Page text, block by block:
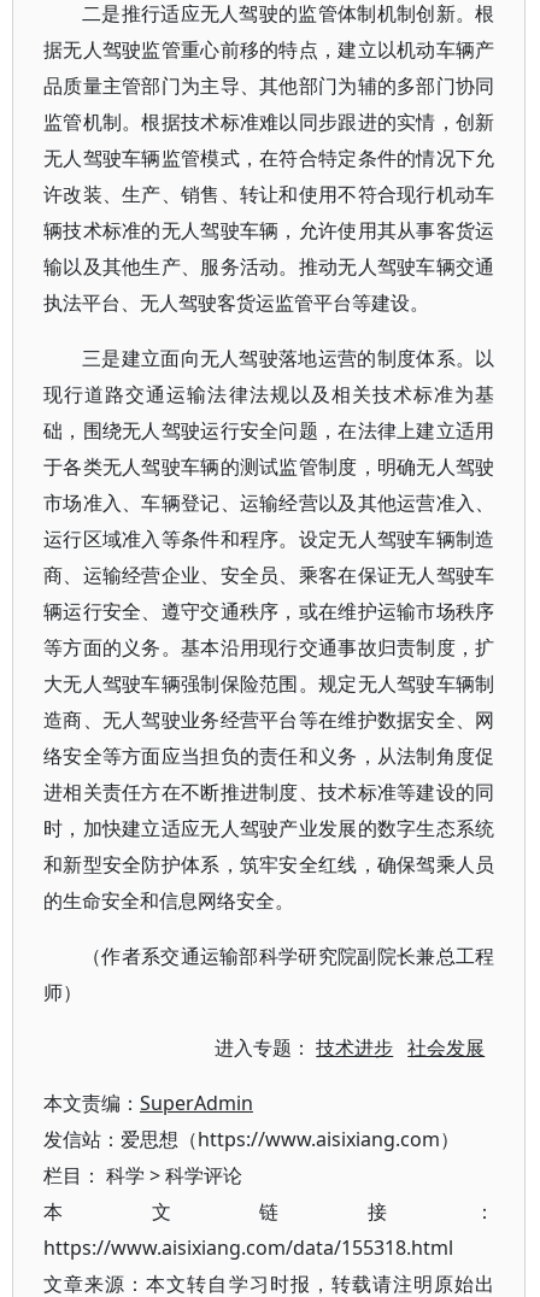
二是推行适应无人驾驶的监管体制机制创新。根
据无人驾驶监管重心前移的特点，建立以机动车辆产
品质量主管部门为主导、其他部门为辅的多部门协同
监管机制。根据技术标准难以同步跟进的实情，创新
无人驾驶车辆监管模式，在符合特定条件的情况下允
许改装、生产、销售、转让和使用不符合现行机动车
辆技术标准的无人驾驶车辆，允许使用其从事客货运
输以及其他生产、服务活动。推动无人驾驶车辆交通
执法平台、无人驾驶客货运监管平台等建设。
三是建立面向无人驾驶落地运营的制度体系。以
现行道路交通运输法律法规以及相关技术标准为基
础，围绕无人驾驶运行安全问题，在法律上建立适用
于各类无人驾驶车辆的测试监管制度，明确无人驾驶
市场准入、车辆登记、运输经营以及其他运营准入、
运行区域准入等条件和程序。设定无人驾驶车辆制造
商、运输经营企业、安全员、乘客在保证无人驾驶车
辆运行安全、遵守交通秩序，或在维护运输市场秩序
等方面的义务。基本沿用现行交通事故归责制度，扩
大无人驾驶车辆强制保险范围。规定无人驾驶车辆制
造商、无人驾驶业务经营平台等在维护数据安全、网
络安全等方面应当担负的责任和义务，从法制角度促
进相关责任方在不断推进制度、技术标准等建设的同
时，加快建立适应无人驾驶产业发展的数字生态系统
和新型安全防护体系，筑牢安全红线，确保驾乘人员
的生命安全和信息网络安全。
（作者系交通运输部科学研究院副院长兼总工程
师）
进入专题：技术进步 社会发展
本文责编： SuperAdmin
发信站：爱思想（https://www.aisixiang.com）
栏目： 科学 >科学评论
本文链接：
https://www.aisixiang.com/data/155318.html
文章来源：本文转自学习时报，转载请注明原始出